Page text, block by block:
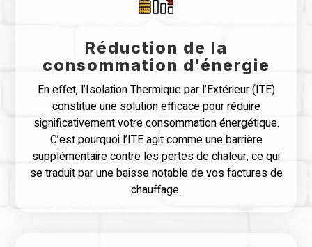
Réduction de la
consommation d'énergie
En effet, l’Isolation Thermique par l’Extérieur (ITE)
constitue une solution efficace pour réduire
significativement votre consommation énergétique.
C’est pourquoi l’ITE agit comme une barrière
supplémentaire contre les pertes de chaleur, ce qui
se traduit par une baisse notable de vos factures de
chauffage.